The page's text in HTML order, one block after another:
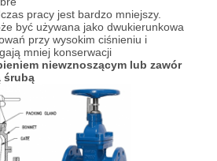
pracy jest bardzo mniejszy.
być używana jako dwukierunkowa
przy wysokim ciśnieniu i
mniej konserwacji
niewznoszącym lub zawór
śrubą